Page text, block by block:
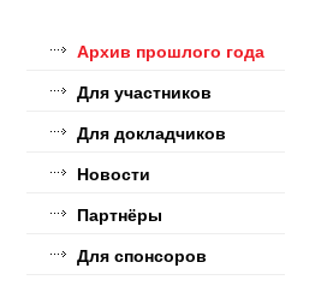
Архив прошлого года
Для участников
Для докладчиков
Новости
Партнёры
Для спонсоров